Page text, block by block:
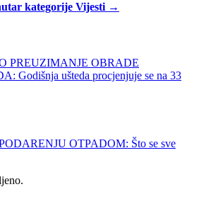
kategorije Vijesti →
PREUZIMANJE OBRADE
Godišnja ušteda procjenjuje se na 33
OTPADOM: Što se sve